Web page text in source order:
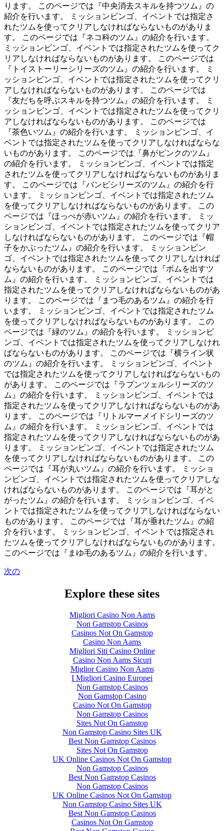
ります。 このページでは『中央消去スキルを持つツム』の
紹介を行います。 ミッションビンゴ、イベントでは指定さ
れたツムを使ってクリアしなければならないものがありま
す。 このページでは『ネコ科のツム』の紹介を行います。
ミッションビンゴ、イベントでは指定されたツムを使ってク
リアしなければならないものがあります。 このページでは
『トイストーリーシリーズのツム』の紹介を行います。 ミ
ッションビンゴ、イベントでは指定されたツムを使ってクリ
アしなければならないものがあります。 このページでは
『友だちを呼ぶスキルを持つツム』の紹介を行います。 ミ
ッションビンゴ、イベントでは指定されたツムを使ってクリ
アしなければならないものがあります。 このページでは
『茶色いツム』の紹介を行います。 ミッションビンゴ、イ
ベントでは指定されたツムを使ってクリアしなければならな
いものがあります。 このページでは『鼻がピンクのツム』
の紹介を行います。 ミッションビンゴ、イベントでは指定
されたツムを使ってクリアしなければならないものがありま
す。 このページでは『バンビシリーズのツム』の紹介を行
います。 ミッションビンゴ、イベントでは指定されたツム
を使ってクリアしなければならないものがあります。 この
ページでは『ほっぺが赤いツム』の紹介を行います。 ミッ
ションビンゴ、イベントでは指定されたツムを使ってクリア
しなければならないものがあります。 このページでは『帽
子をかぶったツム』の紹介を行います。 ミッションビン
ゴ、イベントでは指定されたツムを使ってクリアしなければ
ならないものがあります。 このページでは『ボムを出すツ
ム』の紹介を行います。 ミッションビンゴ、イベントでは
指定されたツムを使ってクリアしなければならないものがあ
ります。 このページでは『まつ毛のあるツム』の紹介を行
います。 ミッションビンゴ、イベントでは指定されたツム
を使ってクリアしなければならないものがあります。 この
ページでは『緑のツム』の紹介を行います。 ミッションビ
ンゴ、イベントでは指定されたツムを使ってクリアしなけれ
ばならないものがあります。 このページでは『横ライン状
のツム』の紹介を行います。 ミッションビンゴ、イベント
では指定されたツムを使ってクリアしなければならないもの
があります。 このページでは『ラプンツェルシリーズのツ
ム』の紹介を行います。 ミッションビンゴ、イベントでは
指定されたツムを使ってクリアしなければならないものがあ
ります。 このページでは『リトルマーメイドシリーズのツ
ム』の紹介を行います。 ミッションビンゴ、イベントでは
指定されたツムを使ってクリアしなければならないものがあ
ります。 ミッションビンゴ、イベントでは指定されたツム
を使ってクリアしなければならないものがあります。 この
ページでは『耳が丸いツム』の紹介を行います。 ミッショ
ンビンゴ、イベントでは指定されたツムを使ってクリアしな
ければならないものがあります。 このページでは『耳がと
がったツム』の紹介を行います。 ミッションビンゴ、イベ
ントでは指定されたツムを使ってクリアしなければならない
ものがあります。 このページでは『耳が垂れたツム』の紹
介を行います。 ミッションビンゴ、イベントでは指定され
たツムを使ってクリアしなければならないものがあります。
このページでは『まゆ毛のあるツム』の紹介を行います。
次の
Explore these sites
Migliori Casino Non Aams
Non Gamstop Casinos
Casinos Not On Gamstop
Casino Non Aams
Migliori Siti Casino Online
Casino Non Aams Sicuri
Miglior Casino Non Aams
I Migliori Casino Europei
Non Gamstop Casinos
Non Gamstop Casino
Casino Not On Gamstop
Non Gamstop Casinos
Sites Not On Gamstop
Non Gamstop Casino Sites UK
Best Non Gamstop Casinos
Sites Not On Gamstop
UK Online Casinos Not On Gamstop
Non Gamstop Casinos
Best Non Gamstop Casinos
Non Gamstop Casinos
UK Online Casinos Not On Gamstop
Non Gamstop Casino Sites UK
Best Non Gamstop Casinos
Casinos Not On Gamstop